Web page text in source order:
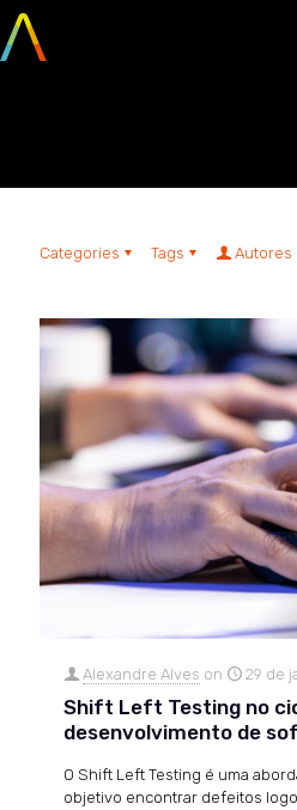
Categories Tags Autores
Alexandre Alves on 29 de
Shift Left Testing no
desenvolvimento de
O Shift Left Testing é uma
objetivo encontrar defeitos